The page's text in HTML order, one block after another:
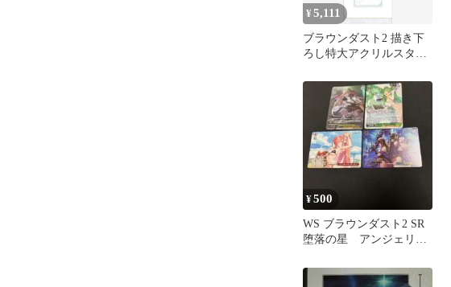
¥5,111
ブラウンダスト2 描き下
ろし特大アクリルスタン
ィング水着
¥500
WS ブラウンダスト2 SR
堕落の星 アンジェリ